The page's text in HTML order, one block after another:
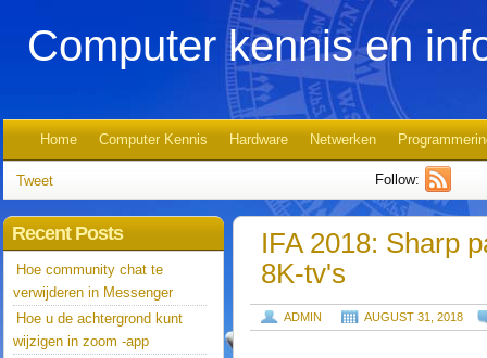
Computer kennis en
Home Computer Kennis Hardware Netwerken
Tweet Follow:
IFA 2018: Sharp
8K-tv's
ADMIN AUGUST 31, 2018
Recent Posts
Hoe community chat te
verwijderen in Messenger
Hoe u de achtergrond kunt
wijzigen in zoom -app